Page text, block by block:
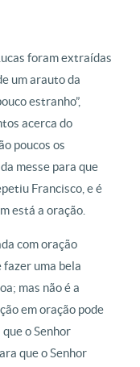
foram extraídas
um arauto da
estranho”,
acerca do
poucos os
messe para que
Francisco, e é
está a oração.
com oração
fazer uma bela
mas não é a
em oração pode
o Senhor
que o Senhor